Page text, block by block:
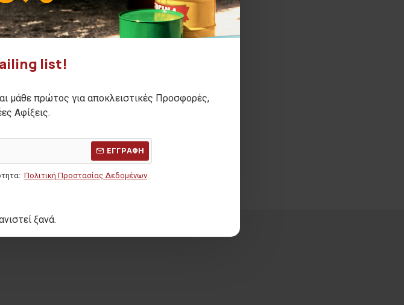
list!
μάθε πρώτος για αποκλειστικές Προσφορές,
Αφίξεις.
ΕΓΓΡΑΦΗ
Πολιτική Προστασίας Δεδομένων
ξανά.